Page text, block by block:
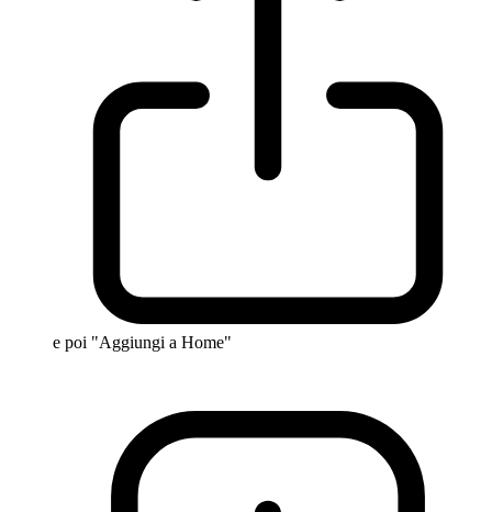
e poi "Aggiungi a Home"